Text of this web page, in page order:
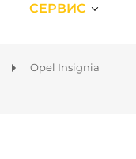
СЕРВИС
Opel Insignia